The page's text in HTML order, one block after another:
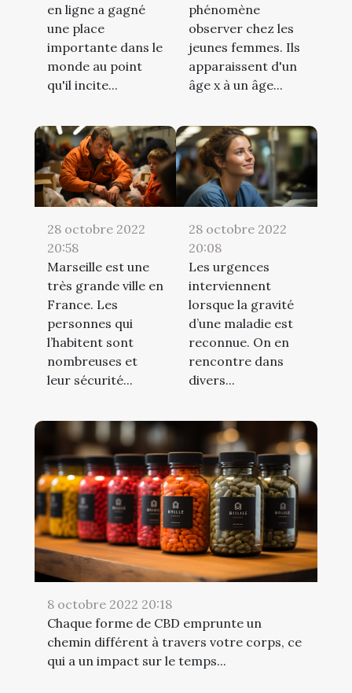
en ligne a gagné
une place
importante dans le
monde au point
qu'il incite...
phénomène
observer chez les
jeunes femmes. Ils
apparaissent d'un
âge x à un âge...
28 octobre 2022
20:58
Marseille est une
très grande ville en
France. Les
personnes qui
l’habitent sont
nombreuses et
leur sécurité...
28 octobre 2022
20:08
Les urgences
interviennent
lorsque la gravité
d’une maladie est
reconnue. On en
rencontre dans
divers...
8 octobre 2022 20:18
Chaque forme de CBD emprunte un
chemin différent à travers votre corps, ce
qui a un impact sur le temps...